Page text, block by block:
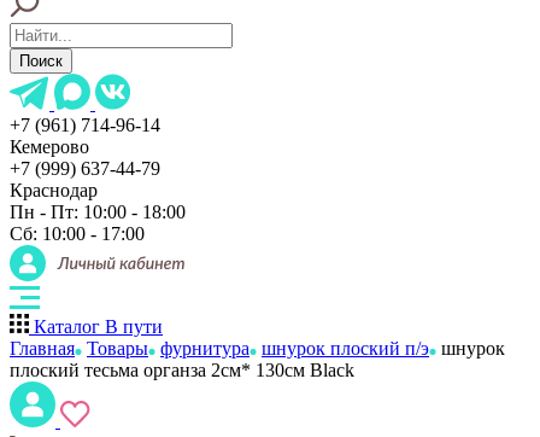
Поиск
+7 (961) 714-96-14
Кемерово
+7 (999) 637-44-79
Краснодар
Пн - Пт: 10:00 - 18:00
Сб: 10:00 - 17:00
Каталог В пути
Главная Товары фурнитура шнурок плоский п/э шнурок
плоский тесьма органза 2см* 130см Black